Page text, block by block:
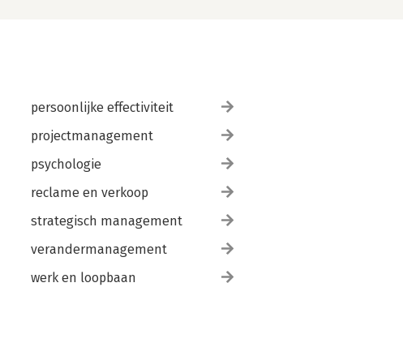
persoonlijke effectiviteit
projectmanagement
psychologie
reclame en verkoop
strategisch management
verandermanagement
werk en loopbaan